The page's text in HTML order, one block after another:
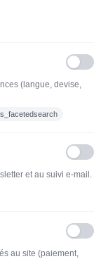
(langue, devise,
et au suivi e-mail.
au site (paiement,